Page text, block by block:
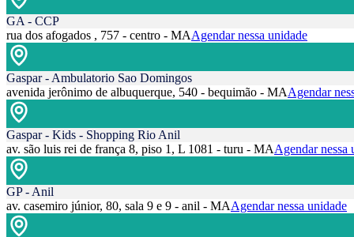
GA - CCP
rua dos afogados , 757 - centro - MAAgendar nessa unidade
Gaspar - Ambulatorio Sao Domingos
avenida jerônimo de albuquerque, 540 - bequimão - MAAgendar
Gaspar - Kids - Shopping Rio Anil
av. são luis rei de frança 8, piso 1, L 1081 - turu - MAAgendar nessa
GP - Anil
av. casemiro júnior, 80, sala 9 e 9 - anil - MAAgendar nessa unidade